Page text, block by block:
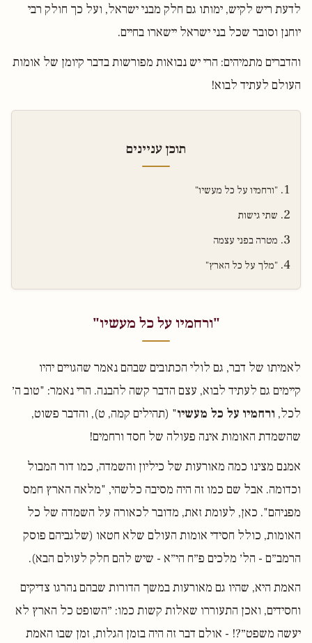
לדעת ריש לקיש, ימותו גם חלק מבני ישראל, ועל כך חולק רבי
יוחנן וסובר שכל בני ישראל יישארו בחיים.
והדברים מתמיהים: הרי יש נבואות מפורשות בדבר קיומן של אומות
העולם לעתיד לבוא!
תוכן עניינים
"ורחמיו על כל מעשיו"
שתי גישות
מטרה בפני עצמה
"מלך על כל הארץ"
"ורחמיו על כל מעשיו"
לאמיתו של דבר, גם לולי הכתובים שבהם נאמר שהגויים יהיו
קיימים גם לעתיד לבוא, עצם הדבר קשה להבנה. הרי נאמר: "טוב ה׳
לכל, ורחמיו על כל מעשיו" (תהילים קמה, ט), והדבר פשוט,
שהשמדת האומות אינה פעולה של חסד ורחמים!
אמנם מצינו כמה מאורעות של כיליון והשמדה, כמו דור המבול
וכדומה. אבל שם כמו זה היה מסיבה כלשהי, "מלאה הארץ חמס
מפניהם". כאן, לעומת זאת, מדובר לכאורה על השמדה של כל
האומות, כולל חסידי אומות העולם שלא חטאו (שלגביהם פוסק
הרמב״ם - הל׳ מלכים פ״ח הי״א - שיש להם חלק לעולם הבא).
האמת היא, שהיו גם מאורעות במשך הדורות שבהם נהרגו צדיקים
וחסידים, ואכן התעוררו שאלות קשות כמו: ״השופט כל הארץ לא
יעשה משפט״?! - אולם דבר זה היה בזמן הגלות, זמן שבו האמת